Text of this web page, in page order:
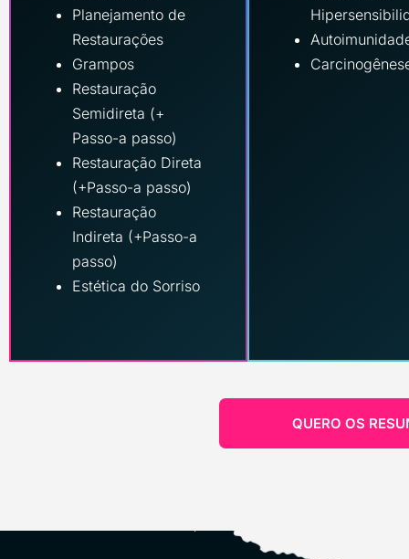
Planejamento de
Restaurações
Grampos
Restauração
Semidireta (+
Passo-a passo)
Restauração Direta
(+Passo-a passo)
Restauração
Indireta (+Passo-a
passo)
Estética do Sorriso
QUERO OS